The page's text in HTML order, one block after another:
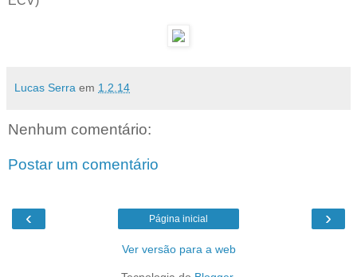
Lucas Serra em 1.2.14
Nenhum comentário:
Postar um comentário
‹ ›
Página inicial
Ver versão para a web